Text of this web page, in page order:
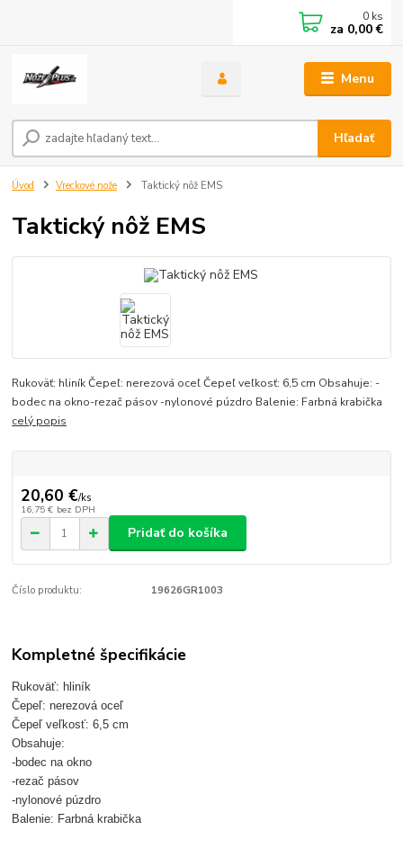
Menu
Hľadať
0 ks
za 0,00 €
Úvod Vreckové nože Taktický nôž EMS
Taktický nôž EMS
Rukoväť: hliník Čepeľ: nerezová oceľ Čepeľ veľkosť: 6,5 cm Obsahuje: -
bodec na okno-rezač pásov -nylonové púzdro Balenie: Farbná krabička
celý popis
20,60 €/ks
16,75 € bez DPH
Pridať do košíka
Číslo produktu: 19626GR1003
Kompletné špecifikácie
Rukoväť: hliník
Čepeľ: nerezová oceľ
Čepeľ veľkosť: 6,5 cm
Obsahuje:
-bodec na okno
-rezač pásov
-nylonové púzdro
Balenie: Farbná krabička